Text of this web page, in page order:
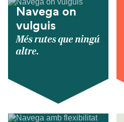
Navega on
vulguis
Més rutes que ningú
altre.